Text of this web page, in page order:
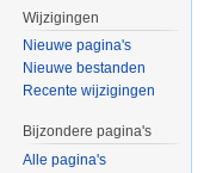
Wijzigingen
Nieuwe pagina's
Nieuwe bestanden
Recente wijzigingen
Bijzondere pagina's
Alle pagina's